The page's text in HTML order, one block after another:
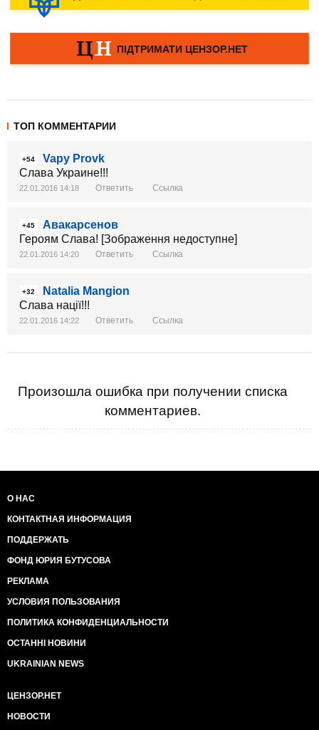
ТОП КОММЕНТАРИИ
+54
Vapy Provk
Слава Украине!!!
22.01.2016 14:18 Ответить Ссылка
+45
Авакарсенов
Героям Слава! [Зображення недоступне]
22.01.2016 14:20 Ответить Ссылка
+32
Natalia Mangion
Слава нації!!!
22.01.2016 14:22 Ответить Ссылка
Произошла ошибка при получении списка
комментариев.
О НАС
КОНТАКТНАЯ ИНФОРМАЦИЯ
ПОДДЕРЖАТЬ
ФОНД ЮРИЯ БУТУСОВА
РЕКЛАМА
УСЛОВИЯ ПОЛЬЗОВАНИЯ
ПОЛИТИКА КОНФИДЕНЦИАЛЬНОСТИ
ОСТАННІ НОВИНИ
UKRAINIAN NEWS
ЦЕНЗОР.НЕТ
НОВОСТИ